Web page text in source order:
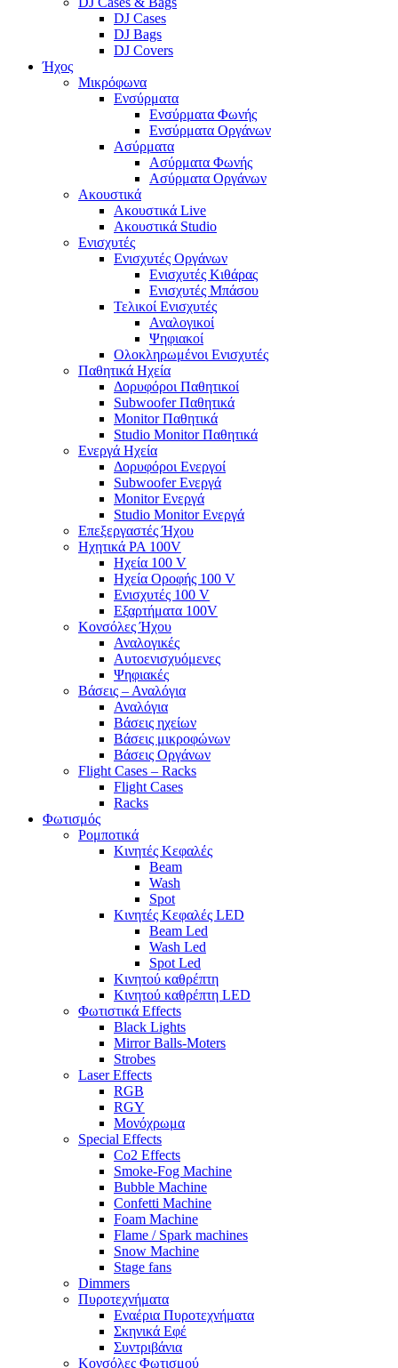
DJ Cases
DJ Bags
DJ Covers
Ήχος
Μικρόφωνα
Ενσύρματα
Ενσύρματα Φωνής
Ενσύρματα Οργάνων
Ασύρματα
Ασύρματα Φωνής
Ασύρματα Οργάνων
Ακουστικά
Ακουστικά Live
Ακουστικά Studio
Ενισχυτές
Ενισχυτές Οργάνων
Ενισχυτές Κιθάρας
Ενισχυτές Μπάσου
Τελικοί Ενισχυτές
Αναλογικοί
Ψηφιακοί
Ολοκληρωμένοι Ενισχυτές
Παθητικά Ηχεία
Δορυφόροι Παθητικοί
Subwoofer Παθητικά
Monitor Παθητικά
Studio Monitor Παθητικά
Ενεργά Ηχεία
Δορυφόροι Ενεργοί
Subwoofer Ενεργά
Monitor Ενεργά
Studio Monitor Ενεργά
Επεξεργαστές Ήχου
Ηχητικά PA 100V
Ηχεία 100 V
Ηχεία Οροφής 100 V
Ενισχυτές 100 V
Εξαρτήματα 100V
Κονσόλες Ήχου
Αναλογικές
Αυτοενισχυόμενες
Ψηφιακές
Βάσεις – Αναλόγια
Αναλόγια
Βάσεις ηχείων
Βάσεις μικροφώνων
Βάσεις Οργάνων
Flight Cases – Racks
Flight Cases
Racks
Φωτισμός
Ρομποτικά
Κινητές Κεφαλές
Beam
Wash
Spot
Κινητές Κεφαλές LED
Beam Led
Wash Led
Spot Led
Κινητού καθρέπτη
Κινητού καθρέπτη LED
Φωτιστικά Effects
Black Lights
Mirror Balls-Moters
Strobes
Laser Effects
RGB
RGY
Μονόχρωμα
Special Effects
Co2 Effects
Smoke-Fog Machine
Bubble Machine
Confetti Machine
Foam Machine
Flame / Spark machines
Snow Machine
Stage fans
Dimmers
Πυροτεχνήματα
Εναέρια Πυροτεχνήματα
Σκηνικά Εφέ
Συντριβάνια
Κονσόλες Φωτισμού